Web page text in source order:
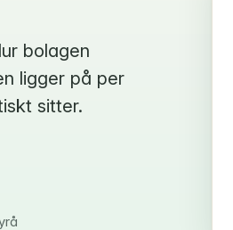
bolagen
ligger på per
sitter.